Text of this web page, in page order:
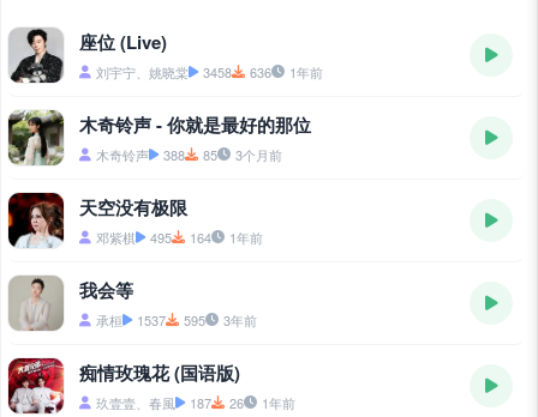
座位 (Live)
刘宇宁、姚晓棠 3458 636 1年前
木奇铃声 - 你就是最好的那位
木奇铃声 388 85 3个月前
天空没有极限
邓紫棋 495 164 1年前
我会等
承桓 1537 595 3年前
痴情玫瑰花 (国语版)
玖壹壹、春風 187 26 1年前